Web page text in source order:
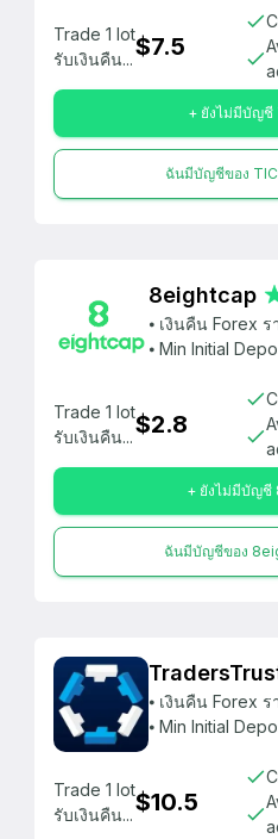
Trade 1 lot
รับเงินคืน...$7.5
+ ยังไม่มีบัญชี
ฉันมีบัญชีของ
8eightcap
⦁ เงินคืน Forex
⦁ Min Initial
Trade 1 lot
รับเงินคืน...$2.8
+ ยังไม่มีบัญชี
ฉันมีบัญชีของ
⦁ เงินคืน Forex
⦁ Min Initial
Trade 1 lot
รับเงินคืน...$10.5